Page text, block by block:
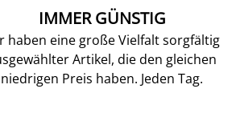
IMMER GÜNSTIG
haben eine große Vielfalt sorgfältig
Artikel, die den gleichen
niedrigen Preis haben. Jeden Tag.